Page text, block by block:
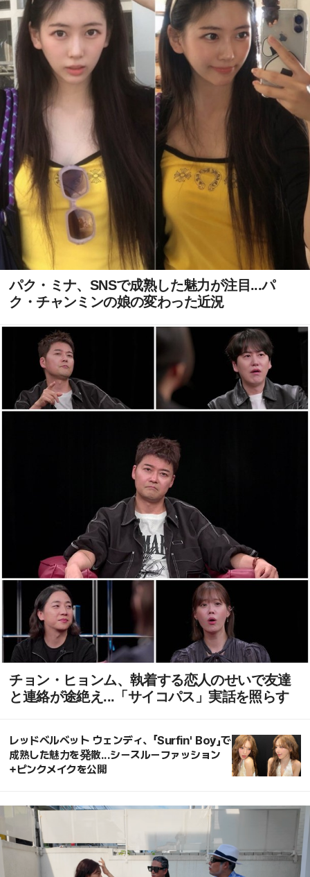
パク・ミナ、SNSで成熟した魅力が注目...パ
ク・チャンミンの娘の変わった近況
チョン・ヒョンム、執着する恋人のせいで友達
と連絡が途絶え...「サイコパス」実話を照らす
レッドベルベット ウェンディ、「Surfin' Boy」で
成熟した魅力を発散...シースルーファッション
+ピンクメイクを公開